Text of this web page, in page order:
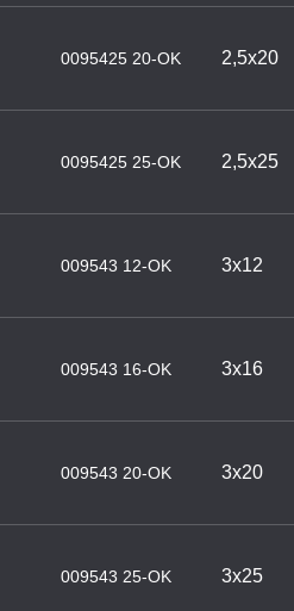
0095425 20-OK 2,5х20
0095425 25-OK 2,5х25
009543 12-OK 3х12
009543 16-OK 3х16
009543 20-OK 3х20
009543 25-OK 3х25